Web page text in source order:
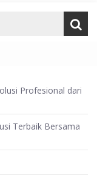
Profesional dari
Terbaik Bersama